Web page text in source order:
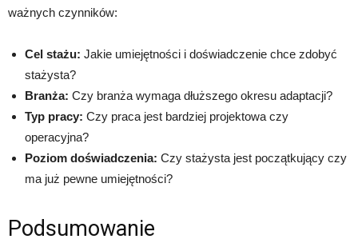
ważnych czynników:
Cel stażu: Jakie umiejętności i doświadczenie chce zdobyć
stażysta?
Branża: Czy branża wymaga dłuższego okresu adaptacji?
Typ pracy: Czy praca jest bardziej projektowa czy
operacyjna?
Poziom doświadczenia: Czy stażysta jest początkujący czy
ma już pewne umiejętności?
Podsumowanie